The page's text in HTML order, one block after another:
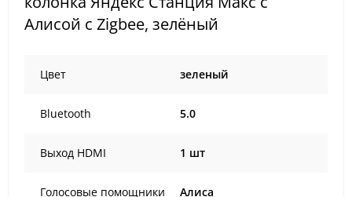
Алисой с Zigbee, зелёный
Цвет зеленый
Bluetooth 5.0
Выход HDMI 1 шт
Голосовые помощники Алиса